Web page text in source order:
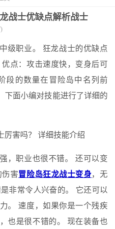
战士优缺点解析战士
级职业。 狂龙战士的优缺点
点：攻击速度快，变身后可
段的数量在冒险岛中名列前
下面小编对技能进行了详细的
厉害吗？ 详细技能介绍
，职业也很不错。 还可以变
害冒险岛狂龙战士变身，无
非常令人兴奋的。 它还可以
。 速度，如果你是一个残疾
也是很不错的。 现在装备也